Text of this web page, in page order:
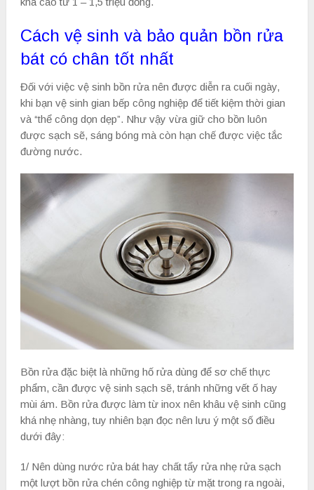
Cách vệ sinh và bảo quản bồn rửa
bát có chân tốt nhất
Đối với việc vệ sinh bồn rửa nên được diễn ra cuối ngày,
khi bạn vệ sinh gian bếp công nghiệp để tiết kiệm thời gian
và “thể công dọn dẹp”. Như vậy vừa giữ cho bồn luôn
được sạch sẽ, sáng bóng mà còn hạn chế được việc tắc
đường nước.
Bồn rửa đặc biệt là những hố rửa dùng để sơ chế thực
phẩm, cần được vệ sinh sạch sẽ, tránh những vết ố hay
mùi ám. Bồn rửa được làm từ inox nên khâu vệ sinh cũng
khá nhẹ nhàng, tuy nhiên bạn đọc nên lưu ý một số điều
dưới đây:
1/ Nên dùng nước rửa bát hay chất tẩy rửa nhẹ rửa sạch
một lượt bồn rửa chén công nghiệp từ mặt trong ra ngoài,